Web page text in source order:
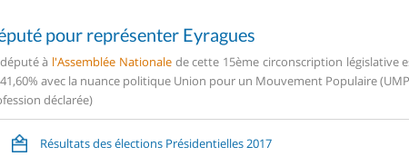
pour représenter Eyragues
à l'Assemblée Nationalede cette 15ème circonscription législative
avec la nuance politique Union pour un Mouvement Populaire
déclarée)
Résultats des élections Présidentielles 2017